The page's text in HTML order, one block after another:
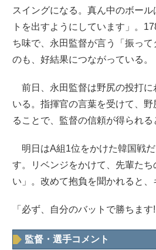
スイングになる。真ん中のボー
トを出すようにしています」。
ち味で、永田監督が言う「振っ
のも、好結果につながっている。
前日、永田監督は野尻の投打に
いる。指揮官の言葉を受けて、
ることで、監督の信頼が得られる
明日はA組1位をかけた韓国戦
す。リベンジをかけて、先輩た
い」。改めて抱負を聞かれると、
「必ず、自分のバットで勝ちます!!
監督・選手コメント